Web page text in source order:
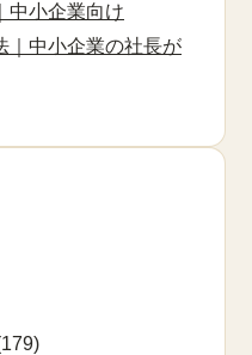
中小企業向け
｜中小企業の社長が